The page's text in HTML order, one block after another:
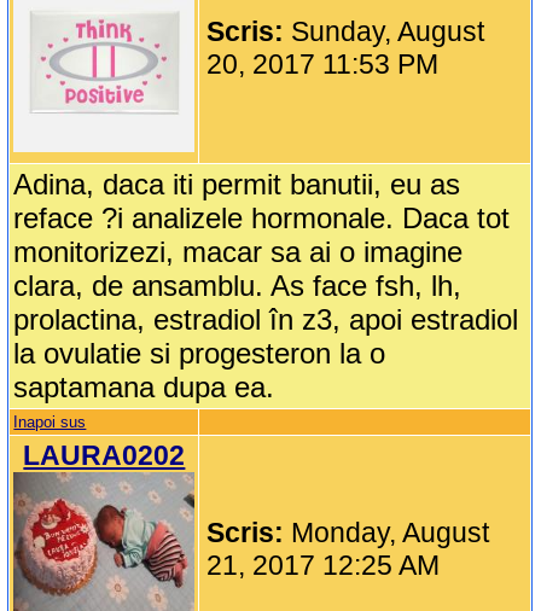
Scris: Sunday, August
20, 2017 11:53 PM
Adina, daca iti permit banutii, eu as
reface ?i analizele hormonale. Daca tot
monitorizezi, macar sa ai o imagine
clara, de ansamblu. As face fsh, lh,
prolactina, estradiol în z3, apoi estradiol
la ovulatie si progesteron la o
saptamana dupa ea.
Inapoi sus
LAURA0202
Scris: Monday, August
21, 2017 12:25 AM